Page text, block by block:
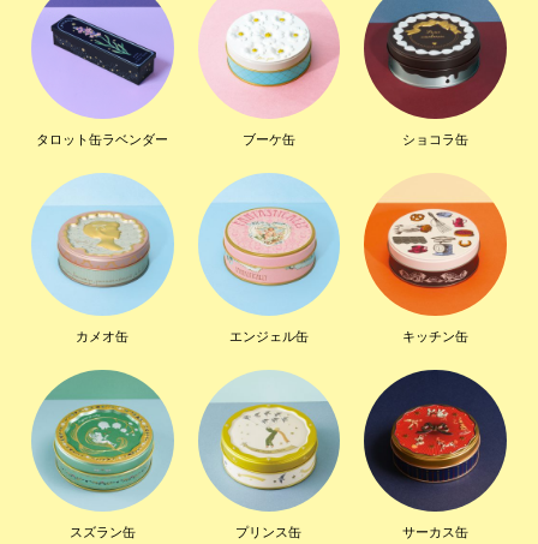
タロット缶ラベンダー ブーケ缶 ショコラ缶
カメオ缶 エンジェル缶 キッチン缶
スズラン缶 プリンス缶 サーカス缶